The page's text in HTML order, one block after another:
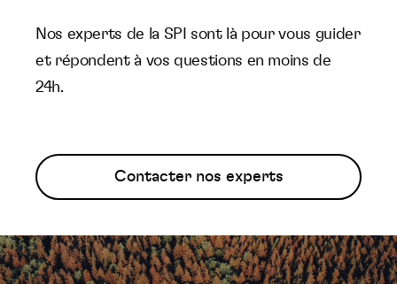
Nos experts de la SPI sont là pour vous guider
et répondent à vos questions en moins de
24h.
Contacter nos experts